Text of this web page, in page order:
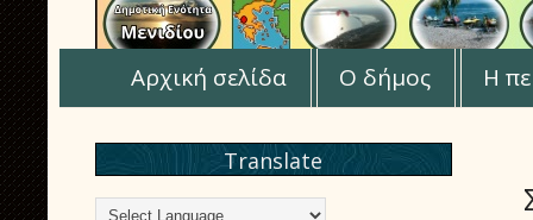
Αρχική σελίδα Ο δήμος Η
Translate